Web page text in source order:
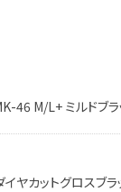
46 M/L+ ミルドブラ
ヤカットグロスブラ